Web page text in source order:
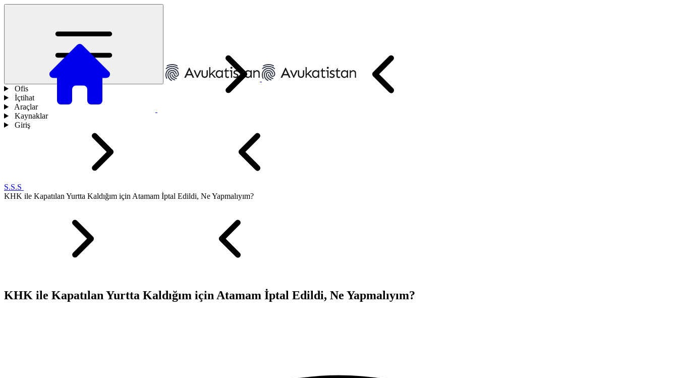
Ofis
İçtihat
Araçlar
Kaynaklar
Giriş
S.S.S
KHK ile Kapatılan Yurtta Kaldığım için Atamam İptal Edildi, Ne Yapmalıyım?
KHK ile Kapatılan Yurtta Kaldığım için Atamam İptal Edildi, Ne Yapmalıyım?